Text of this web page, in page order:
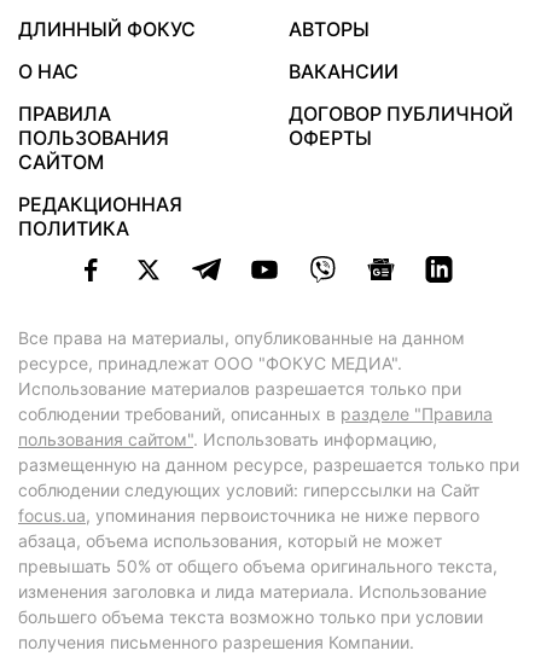
ДЛИННЫЙ ФОКУС
АВТОРЫ
О НАС
ВАКАНСИИ
ПРАВИЛА
ПОЛЬЗОВАНИЯ
САЙТОМ
ДОГОВОР ПУБЛИЧНОЙ
ОФЕРТЫ
РЕДАКЦИОННАЯ
ПОЛИТИКА
Все права на материалы, опубликованные на данном
ресурсе, принадлежат ООО "ФОКУС МЕДИА".
Использование материалов разрешается только при
соблюдении требований, описанных в разделе "Правила
пользования сайтом". Использовать информацию,
размещенную на данном ресурсе, разрешается только при
соблюдении следующих условий: гиперссылки на Сайт
focus.ua, упоминания первоисточника не ниже первого
абзаца, объема использования, который не может
превышать 50% от общего объема оригинального текста,
изменения заголовка и лида материала. Использование
большего объема текста возможно только при условии
получения письменного разрешения Компании.